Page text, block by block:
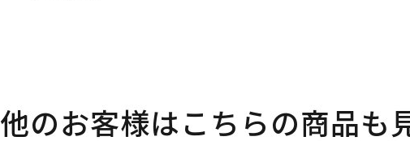
他のお客様はこちらの商品も